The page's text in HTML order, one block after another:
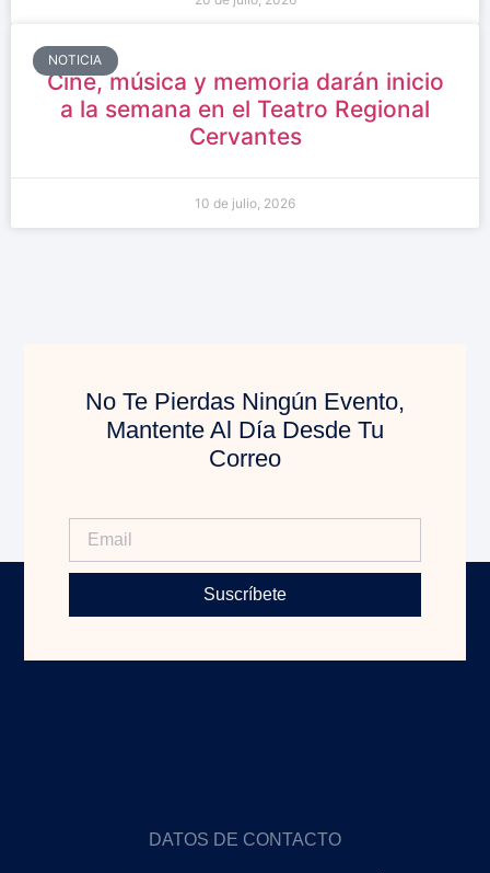
NOTICIA
Cine, música y memoria darán inicio
a la semana en el Teatro Regional
Cervantes
10 de julio, 2026
No Te Pierdas Ningún Evento,
Mantente Al Día Desde Tu
Correo
Suscríbete
DATOS DE CONTACTO